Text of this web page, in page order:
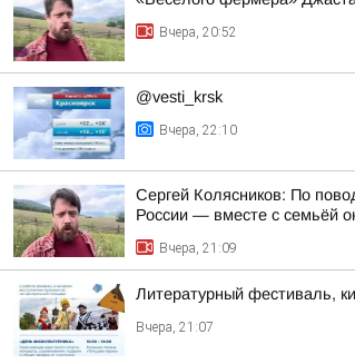
Вчера, 20:52
@vesti_krsk
Вчера, 22:10
Сергей Колясников: По
России — вместе с семьёй
Вчера, 21:09
Литературный фестиваль,
Вчера, 21:07